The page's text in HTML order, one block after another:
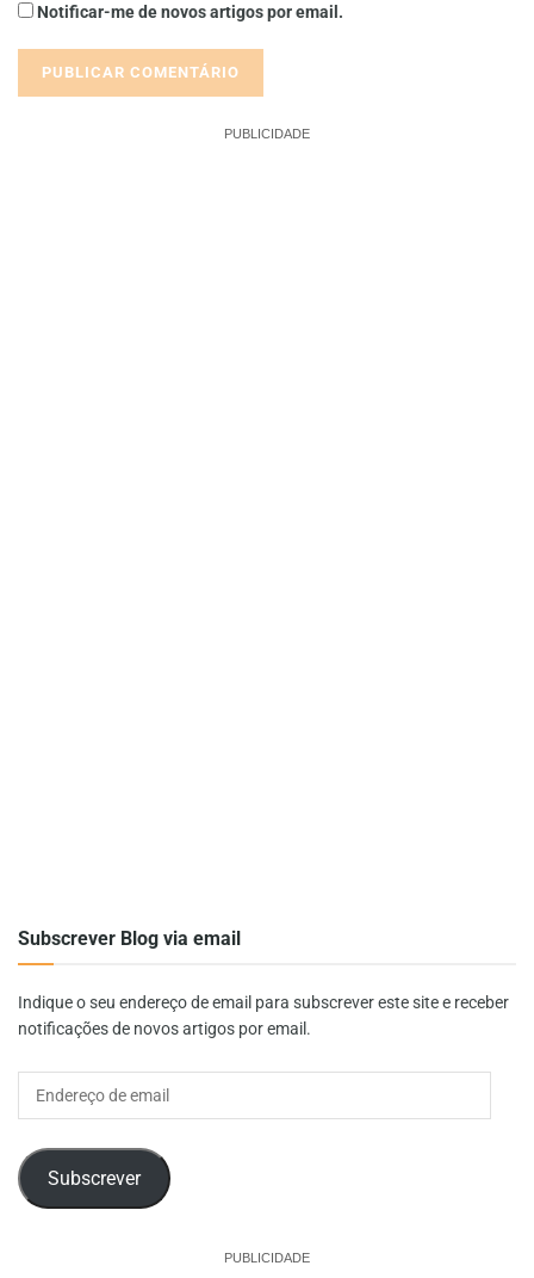
Notificar-me de novos artigos por email.
PUBLICIDADE
Subscrever Blog via email
Indique o seu endereço de email para subscrever este site e receber
notificações de novos artigos por email.
Subscrever
PUBLICIDADE